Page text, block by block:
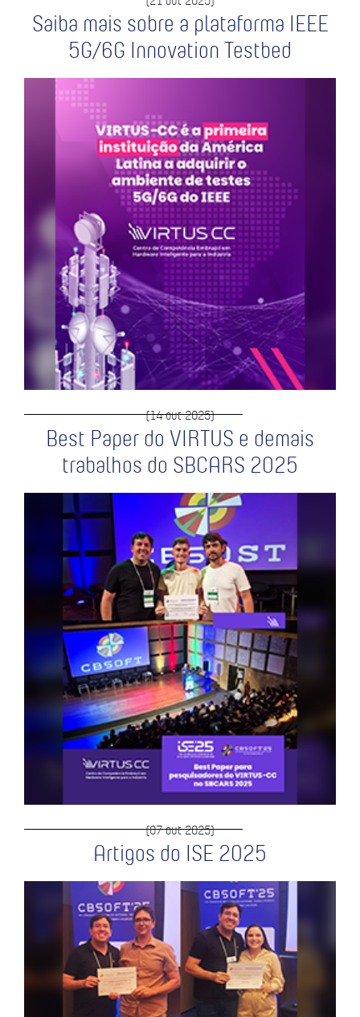
Saiba mais sobre a plataforma IEEE
5G/6G Innovation Testbed
(14 out 2025)
Best Paper do VIRTUS e demais
trabalhos do SBCARS 2025
(07 out 2025)
Artigos do ISE 2025